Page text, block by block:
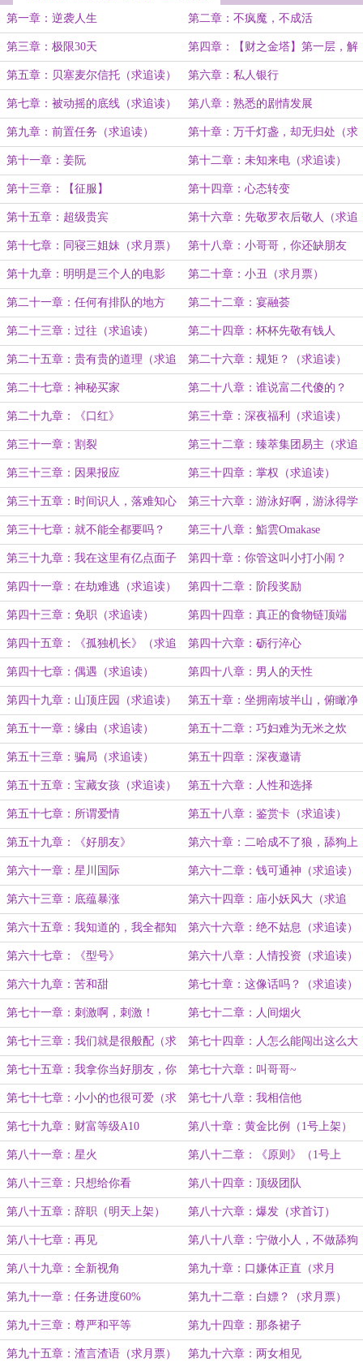
第一章：逆袭人生 第二章：不疯魔，不成活
第三章：极限30天 第四章：【财之金塔】第一层，解
锁！
第五章：贝塞麦尔信托（求追读） 第六章：私人银行
第七章：被动摇的底线（求追读） 第八章：熟悉的剧情发展
第九章：前置任务（求追读） 第十章：万千灯盏，却无归处（求
追读）
第十一章：姜阮 第十二章：未知来电（求追读）
第十三章：【征服】 第十四章：心态转变
第十五章：超级贵宾 第十六章：先敬罗衣后敬人（求追
读）
第十七章：同寝三姐妹（求月票） 第十八章：小哥哥，你还缺朋友
吗？
第十九章：明明是三个人的电影
（求追读）
第二十章：小丑（求月票）
第二十一章：任何有排队的地方
（求追读）
第二十二章：宴融荟
第二十三章：过往（求追读） 第二十四章：杯杯先敬有钱人
第二十五章：贵有贵的道理（求追
读）
第二十六章：规矩？（求追读）
第二十七章：神秘买家 第二十八章：谁说富二代傻的？
（求追读）
第二十九章：《口红》 第三十章：深夜福利（求追读）
第三十一章：割裂 第三十二章：臻萃集团易主（求追
读）
第三十三章：因果报应 第三十四章：掌权（求追读）
第三十五章：时间识人，落难知心 第三十六章：游泳好啊，游泳得学
啊！
第三十七章：就不能全都要吗？ 第三十八章：鮨雲Omakase
第三十九章：我在这里有亿点面子 第四十章：你管这叫小打小闹？
（求追读）
第四十一章：在劫难逃（求追读） 第四十二章：阶段奖励
第四十三章：免职（求追读） 第四十四章：真正的食物链顶端
第四十五章：《孤独机长》（求追
读）
第四十六章：砺行淬心
第四十七章：偶遇（求追读） 第四十八章：男人的天性
第四十九章：山顶庄园（求追读） 第五十章：坐拥南坡半山，俯瞰净
月漪光
第五十一章：缘由（求追读） 第五十二章：巧妇难为无米之炊
第五十三章：骗局（求追读） 第五十四章：深夜邀请
第五十五章：宝藏女孩（求追读） 第五十六章：人性和选择
第五十七章：所谓爱情 第五十八章：鉴赏卡（求追读）
第五十九章：《好朋友》 第六十章：二哈成不了狼，舔狗上
不了床
第六十一章：星川国际 第六十二章：钱可通神（求追读）
第六十三章：底蕴暴涨 第六十四章：庙小妖风大（求追
读）
第六十五章：我知道的，我全都知
道
第六十六章：绝不姑息（求追读）
第六十七章：《型号》 第六十八章：人情投资（求追读）
第六十九章：苦和甜 第七十章：这像话吗？（求追读）
第七十一章：刺激啊，刺激！ 第七十二章：人间烟火
第七十三章：我们就是很般配（求
追读）
第七十四章：人怎么能闯出这么大
的祸啊！
第七十五章：我拿你当好朋友，你
却想要睡我？
第七十六章：叫哥哥~
第七十七章：小小的也很可爱（求
追读）
第七十八章：我相信他
第七十九章：财富等级A10 第八十章：黄金比例（1号上架）
第八十一章：星火 第八十二章：《原则》（1号上
架）
第八十三章：只想给你看 第八十四章：顶级团队
第八十五章：辞职（明天上架） 第八十六章：爆发（求首订）
第八十七章：再见 第八十八章：宁做小人，不做舔狗
第八十九章：全新视角 第九十章：口嫌体正直（求月
票！）
第九十一章：任务进度60% 第九十二章：白嫖？（求月票）
第九十三章：尊严和平等 第九十四章：那条裙子
第九十五章：渣言渣语（求月票） 第九十六章：两女相见